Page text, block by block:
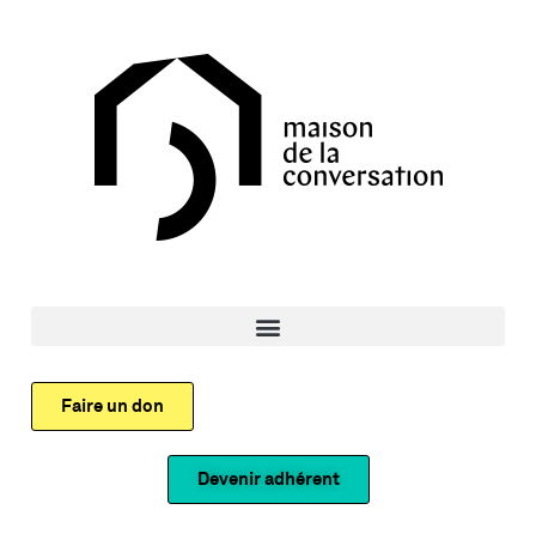
Faire un don
Devenir adhérent